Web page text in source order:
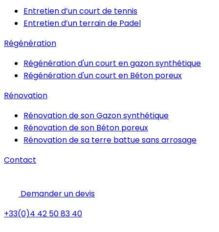
Entretien d’un court de tennis
Entretien d’un terrain de Padel
Régénération
Régénération d'un court en gazon synthétique
Régénération d'un court en Béton poreux
Rénovation
Rénovation de son Gazon synthétique
Rénovation de son Béton poreux
Rénovation de sa terre battue sans arrosage
Contact
Demander un devis
+33(0)4 42 50 83 40